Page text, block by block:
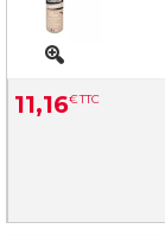
11,16€TTC